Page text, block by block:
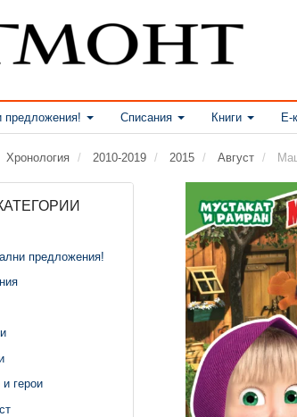
предложения! Списания Книги Е-
Хронология 2010-2019 2015 Август
предложения!
герои